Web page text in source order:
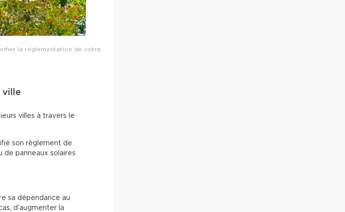
la réglementation de votre
ville
villes à travers le
son règlement de
panneaux solaires
sa dépendance au
d’augmenter la